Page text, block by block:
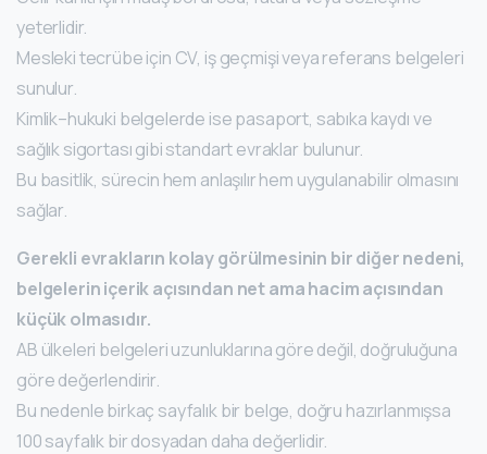
yeterlidir.
Mesleki tecrübe için CV, iş geçmişi veya referans belgeleri
sunulur.
Kimlik–hukuki belgelerde ise pasaport, sabıka kaydı ve
sağlık sigortası gibi standart evraklar bulunur.
Bu basitlik, sürecin hem anlaşılır hem uygulanabilir olmasını
sağlar.
Gerekli evrakların kolay görülmesinin bir diğer nedeni,
belgelerin içerik açısından net ama hacim açısından
küçük olmasıdır.
AB ülkeleri belgeleri uzunluklarına göre değil, doğruluğuna
göre değerlendirir.
Bu nedenle birkaç sayfalık bir belge, doğru hazırlanmışsa
100 sayfalık bir dosyadan daha değerlidir.